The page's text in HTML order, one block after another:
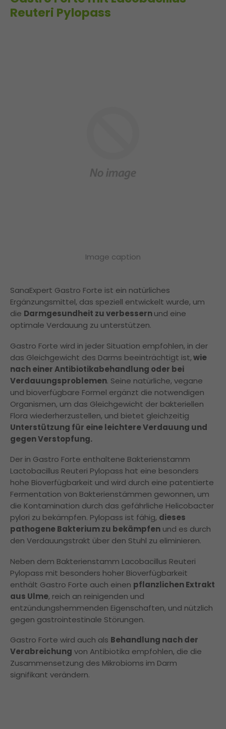
Reuteri Pylopass
Image caption
SanaExpert Gastro Forte ist ein natürliches
Ergänzungsmittel, das speziell entwickelt wurde, um
die Darmgesundheit zu verbessernund eine
optimale Verdauung zu unterstützen.
Gastro Forte wird in jeder Situation empfohlen, in der
das Gleichgewicht des Darms beeinträchtigt ist,wie
nach einer Antibiotikabehandlung oder bei
Verdauungsproblemen. Seine natürliche, vegane
und bioverfügbare Formel ergänzt die notwendigen
Organismen, um das Gleichgewicht der bakteriellen
Flora wiederherzustellen, und bietet gleichzeitig
Unterstützung für eine leichtere Verdauung und
gegen Verstopfung.
Der in Gastro Forte enthaltene Bakterienstamm
Lactobacillus Reuteri Pylopass hat eine besonders
hohe Bioverfügbarkeit und wird durch eine patentierte
Fermentation von Bakterienstämmen gewonnen, um
die Kontamination durch das gefährliche Helicobacter
pylori zu bekämpfen. Pylopass ist fähig, dieses
pathogene Bakterium zu bekämpfen und es durch
den Verdauungstrakt über den Stuhl zu eliminieren.
Neben dem Bakterienstamm Lacobacillus Reuteri
Pylopass mit besonders hoher Bioverfügbarkeit
enthält Gastro Forte auch einen pflanzlichen Extrakt
aus Ulme, reich an reinigenden und
entzündungshemmenden Eigenschaften, und nützlich
gegen gastrointestinale Störungen.
Gastro Forte wird auch als Behandlung nach der
Verabreichung von Antibiotika empfohlen, die die
Zusammensetzung des Mikrobioms im Darm
signifikant verändern.